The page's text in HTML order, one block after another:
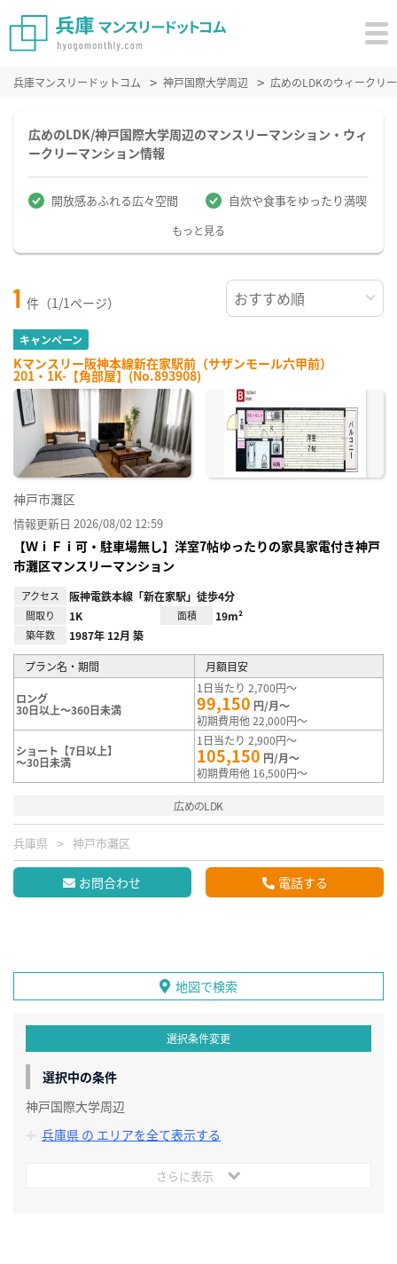
兵庫マンスリードットコム 神戸国際大学周辺 広めのLDKのウィークリ
広めのLDK/神戸国際大学周辺のマンスリーマンション・ウィ
ークリーマンション情報
開放感あふれる広々空間 自炊や食事をゆったり満喫
もっと見る
1 件（1/1ページ）
キャンペーン
Kマンスリー阪神本線新在家駅前（サザンモール六甲前）
201・1K-【角部屋】(No.893908)
神戸市灘区
情報更新日 2026/08/02 12:59
【ＷｉＦｉ可・駐車場無し】洋室7帖ゆったりの家具家電付き神戸
市灘区マンスリーマンション
アクセス 阪神電鉄本線「新在家駅」徒歩4分
間取り 1K 面積 19m²
築年数 1987年 12月 築
プラン名・期間 月額目安
ロング
30日以上～360日未満
1日当たり 2,700円～
99,150 円/月～
初期費用他 22,000円～
ショート【7日以上】
～30日未満
1日当たり 2,900円～
105,150 円/月～
初期費用他 16,500円～
広めのLDK
兵庫県 神戸市灘区
お問合わせ 電話する
地図で検索
選択条件変更
選択中の条件
神戸国際大学周辺
兵庫県 の エリアを全て表示する
さらに表示